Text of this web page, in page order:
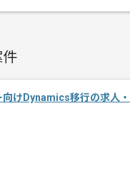
に応じて別案件のご提案
ンバーと成長が出来る環境
遠方からリモートにてご
件
向けDynamics移行の求人